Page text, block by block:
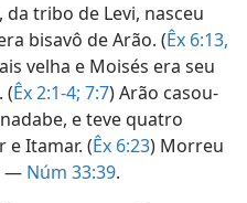
da tribo de Levi, nasceu
bisavô de Arão. (Êx 6:13,
velha e Moisés era seu
(Êx 2:1-4; 7:7) Arão casou-
e teve quatro
e Itamar. (Êx 6:23) Morreu
— Núm 33:39.